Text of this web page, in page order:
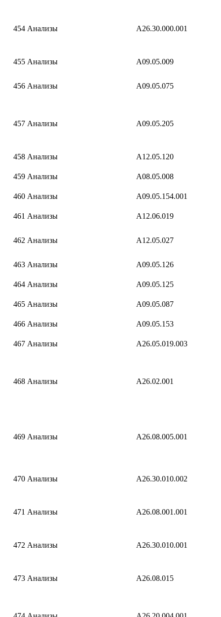
454 Анализы A26.30.000.001
455 Анализы A09.05.009
456 Анализы A09.05.075
457 Анализы A09.05.205
458 Анализы A12.05.120
459 Анализы A08.05.008
460 Анализы A09.05.154.001
461 Анализы A12.06.019
462 Анализы A12.05.027
463 Анализы A09.05.126
464 Анализы A09.05.125
465 Анализы A09.05.087
466 Анализы A09.05.153
467 Анализы A26.05.019.003
468 Анализы A26.02.001
469 Анализы A26.08.005.001
470 Анализы A26.30.010.002
471 Анализы A26.08.001.001
472 Анализы A26.30.010.001
473 Анализы A26.08.015